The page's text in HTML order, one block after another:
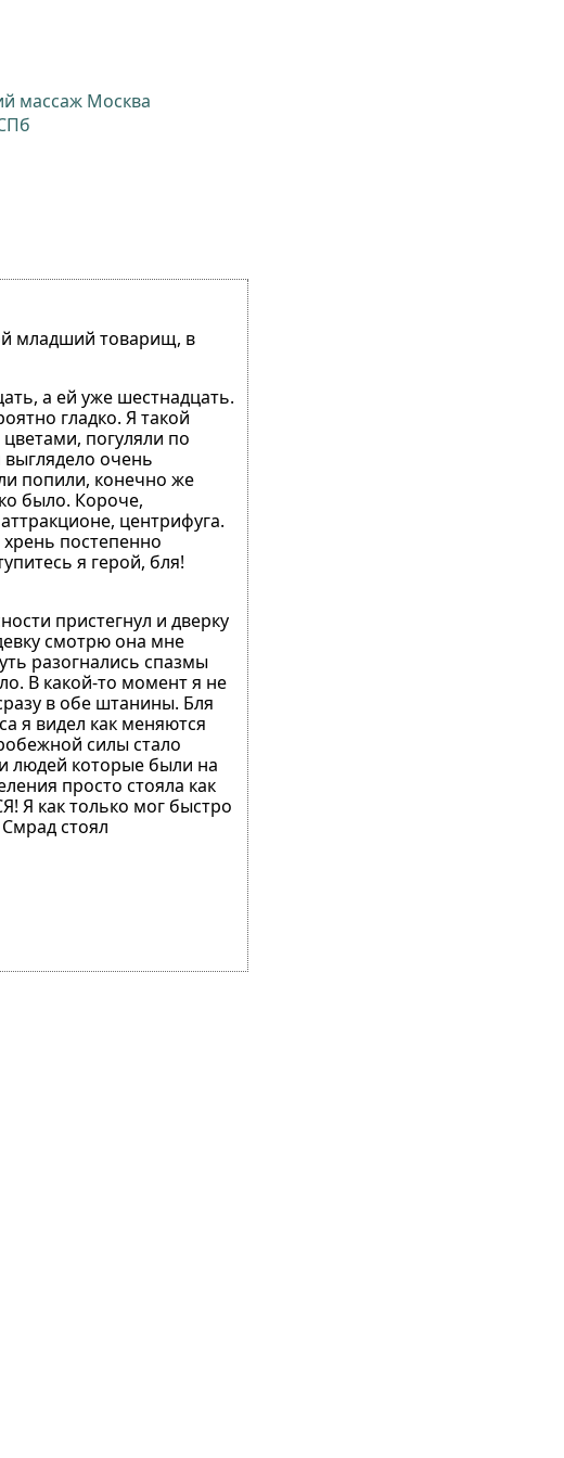
массаж Москва
младший товарищ, в
а ей уже шестнадцать.
гладко. Я такой
погуляли по
очень
попили, конечно же
было. Короче,
центрифуга.
постепенно
я герой, бля!
пристегнул и дверку
смотрю она мне
разогнались спазмы
В какой-то момент я не
в обе штанины. Бля
я видел как меняются
силы стало
людей которые были на
просто стояла как
Я как только мог быстро
стоял